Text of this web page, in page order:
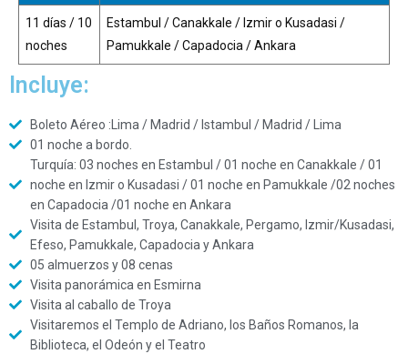
11 días / 10
noches
Estambul / Canakkale / Izmir o Kusadasi /
Pamukkale / Capadocia / Ankara
Incluye:
Boleto Aéreo :Lima / Madrid / Istambul / Madrid / Lima
01 noche a bordo.
Turquía: 03 noches en Estambul / 01 noche en Canakkale / 01
noche en Izmir o Kusadasi / 01 noche en Pamukkale /02 noches
en Capadocia /01 noche en Ankara
Visita de Estambul, Troya, Canakkale, Pergamo, Izmir/Kusadasi,
Efeso, Pamukkale, Capadocia y Ankara
05 almuerzos y 08 cenas
Visita panorámica en Esmirna
Visita al caballo de Troya
Visitaremos el Templo de Adriano, los Baños Romanos, la
Biblioteca, el Odeón y el Teatro